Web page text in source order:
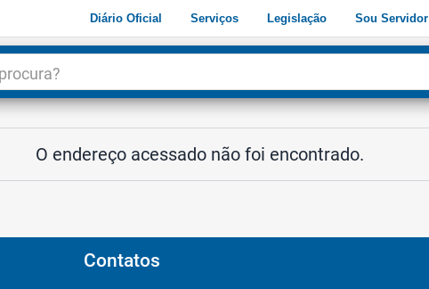
Diário Oficial Serviços Legislação Sou Servidor
O endereço acessado não foi encontrado.
Contatos